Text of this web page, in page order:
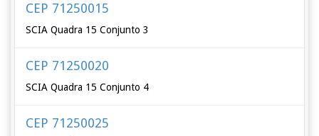
CEP 71250015
SCIA Quadra 15 Conjunto 3
CEP 71250020
SCIA Quadra 15 Conjunto 4
CEP 71250025